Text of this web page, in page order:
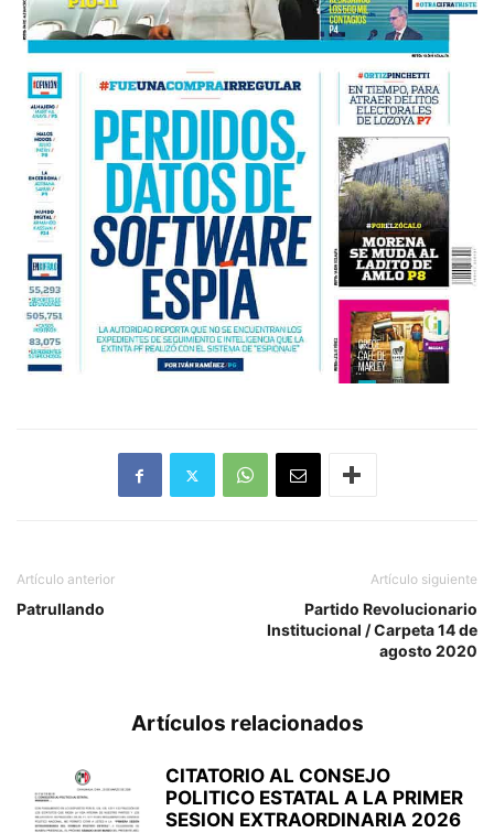
Artículo anterior
Patrullando
Artículo siguiente
Partido Revolucionario
Institucional / Carpeta 14 de
agosto 2020
Artículos relacionados
CITATORIO AL CONSEJO
POLITICO ESTATAL A LA PRIMER
SESION EXTRAORDINARIA 2026